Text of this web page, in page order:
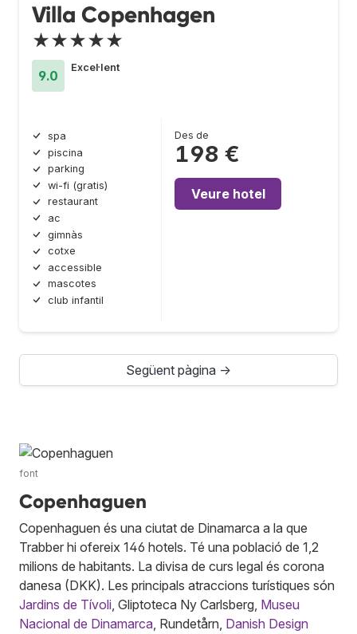
Villa Copenhagen
★★★★★
9.0
Excel·lent
spa
piscina
parking
wi-fi (gratis)
restaurant
ac
gimnàs
cotxe
accessible
mascotes
club infantil
Des de
198 €
Veure hotel
Següent pàgina →
font
Copenhaguen
Copenhaguen és una ciutat de Dinamarca a la que
Trabber hi ofereix 146 hotels. Té una població de 1,2
milions de habitants. La divisa de curs legal és corona
danesa (DKK). Les principals atraccions turístiques són
Jardins de Tívoli, Gliptoteca Ny Carlsberg, Museu
Nacional de Dinamarca, Rundetårn, Danish Design